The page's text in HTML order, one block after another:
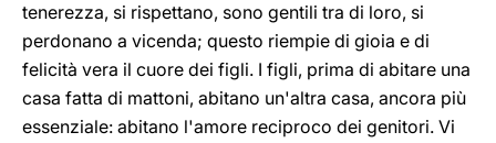
tenerezza, si rispettano, sono gentili tra di loro, si
perdonano a vicenda; questo riempie di gioia e di
felicità vera il cuore dei figli. I figli, prima di abitare una
casa fatta di mattoni, abitano un'altra casa, ancora più
essenziale: abitano l'amore reciproco dei genitori. Vi